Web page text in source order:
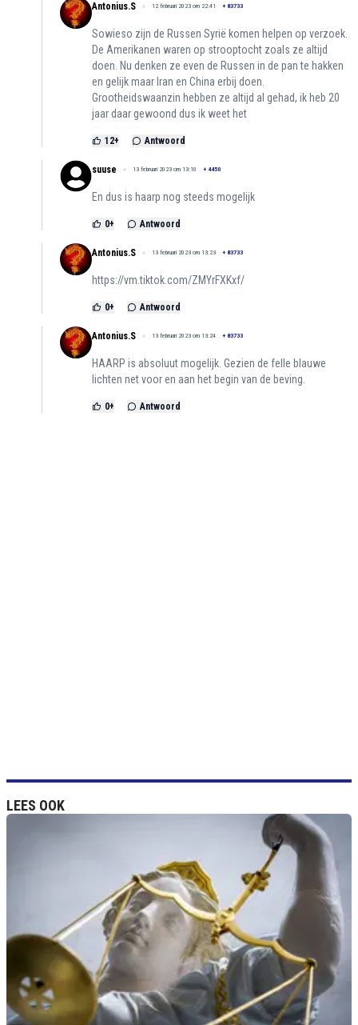
Antonius.S 12 februari 2023 om 22:41 + 83733
Sowieso zijn de Russen Syrië komen helpen op verzoek.
De Amerikanen waren op strooptocht zoals ze altijd
doen. Nu denken ze even de Russen in de pan te hakken
en gelijk maar Iran en China erbij doen.
Grootheidswaanzin hebben ze altijd al gehad, ik heb 20
jaar daar gewoond dus ik weet het
12+ Antwoord
suuse 13 februari 2023 om 13:10 + 4450
En dus is haarp nog steeds mogelijk
0+ Antwoord
Antonius.S 13 februari 2023 om 13:23 + 83733
https://vm.tiktok.com/ZMYrFXKxf/
0+ Antwoord
Antonius.S 13 februari 2023 om 13:24 + 83733
HAARP is absoluut mogelijk. Gezien de felle blauwe
lichten net voor en aan het begin van de beving.
0+ Antwoord
LEES OOK